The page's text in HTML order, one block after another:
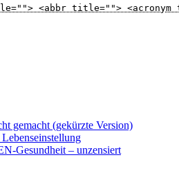
<abbr title=""> <acronym
gemacht (gekürzte Version)
Gesundheit – unzensiert